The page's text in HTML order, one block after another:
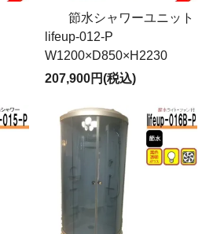
節水シャワーユニット
lifeup-012-P
W1200×D850×H2230
207,900円(税込)